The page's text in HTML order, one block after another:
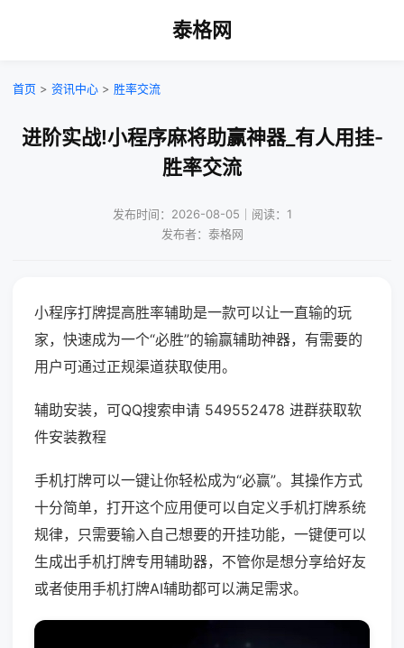
泰格网
首页 > 资讯中心 > 胜率交流
进阶实战!小程序麻将助赢神器_有人用挂-
胜率交流
发布时间：2026-08-05｜阅读：1
发布者：泰格网
小程序打牌提高胜率辅助是一款可以让一直输的玩
家，快速成为一个“必胜”的输赢辅助神器，有需要的
用户可通过正规渠道获取使用。
辅助安装，可QQ搜索申请 549552478 进群获取软
件安装教程
手机打牌可以一键让你轻松成为“必赢”。其操作方式
十分简单，打开这个应用便可以自定义手机打牌系统
规律，只需要输入自己想要的开挂功能，一键便可以
生成出手机打牌专用辅助器，不管你是想分享给好友
或者使用手机打牌AI辅助都可以满足需求。